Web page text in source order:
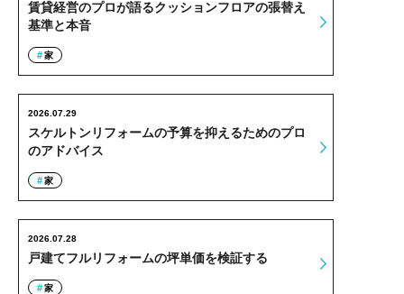
賃貸経営のプロが語るクッションフロアの張替え
基準と本音
家
スケルトンリフォームの予算を抑えるためのプロ
のアドバイス
2026.07.29
家
戸建てフルリフォームの坪単価を検証する
2026.07.28
家